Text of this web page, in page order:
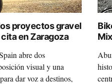
proyectos gravel
en Zaragoza
abre dos
visual y una
dar voz a destinos,